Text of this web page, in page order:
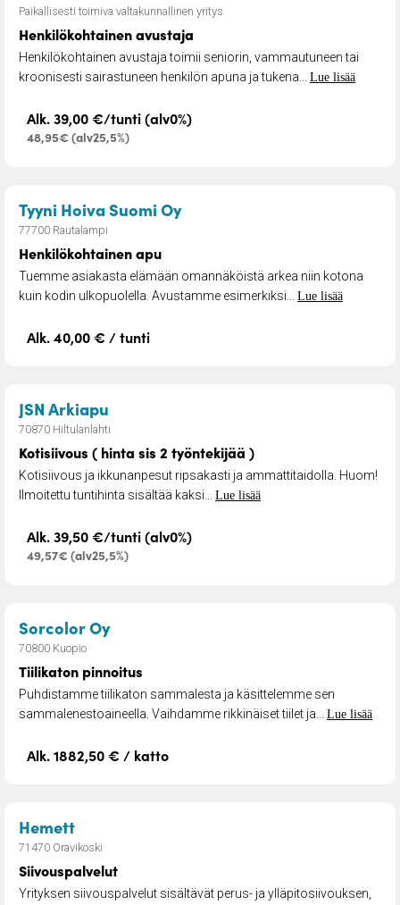
Paikallisesti toimiva valtakunnallinen yritys
Henkilökohtainen avustaja
Henkilökohtainen avustaja toimii seniorin, vammautuneen tai
kroonisesti sairastuneen henkilön apuna ja tukena... Lue lisää
Alk. 39,00 €/tunti (alv0%)
48,95€ (alv25,5%)
Tyyni Hoiva Suomi Oy– Henkilökohtainen apu
77700 Rautalampi
Henkilökohtainen apu
Tuemme asiakasta elämään omannäköistä arkea niin kotona
kuin kodin ulkopuolella. Avustamme esimerkiksi... Lue lisää
Alk. 40,00 € / tunti
JSN Arkiapu
70870 Hiltulanlahti
Kotisiivous ( hinta sis 2 työntekijää )
Kotisiivous ja ikkunanpesut ripsakasti ja ammattitaidolla. Huom!
Ilmoitettu tuntihinta sisältää kaksi... Lue lisää
Alk. 39,50 €/tunti (alv0%)
49,57€ (alv25,5%)
Sorcolor Oy– Tiilikaton pinnoitus
70800 Kuopio
Tiilikaton pinnoitus
Puhdistamme tiilikaton sammalesta ja käsittelemme sen
sammalenestoaineella. Vaihdamme rikkinäiset tiilet ja... Lue lisää
Alk. 1882,50 € / katto
Hemett– Siivouspalvelut
71470 Oravikoski
Siivouspalvelut
Yrityksen siivouspalvelut sisältävät perus- ja ylläpitosiivouksen,